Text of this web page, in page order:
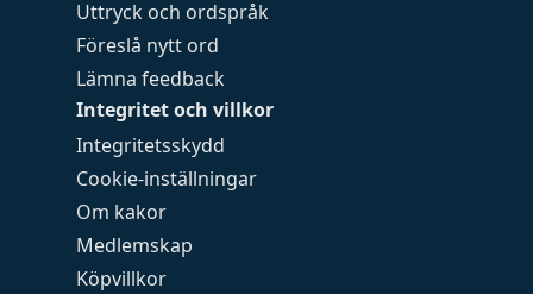
Uttryck och ordspråk
Föreslå nytt ord
Lämna feedback
Integritet och villkor
Integritetsskydd
Cookie-inställningar
Om kakor
Medlemskap
Köpvillkor